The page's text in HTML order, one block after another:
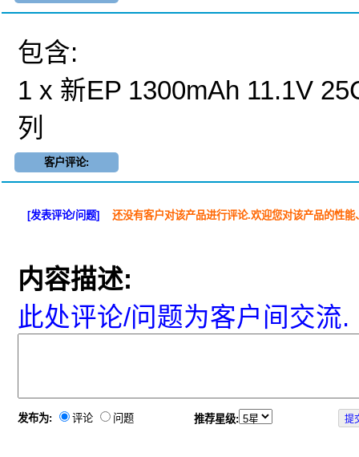
包含:
1 x 新EP 1300mAh 11.1V
列
客户评论:
[发表评论/问题] 还没有客户对该产品进行评论.欢迎您对该产品的性
内容描述:
此处评论/问题为客户间交流.
发布为: 评论 问题 推荐星级: